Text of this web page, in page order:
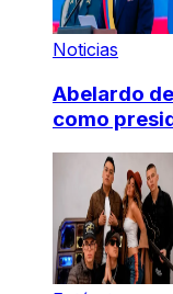
Noticias
Abelardo
como